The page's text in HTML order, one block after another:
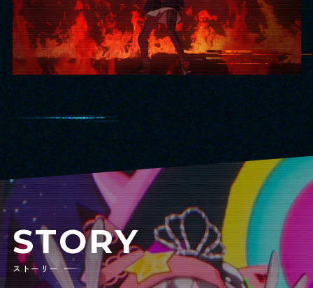
STORY
ストーリー